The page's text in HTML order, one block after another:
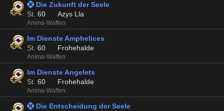
 Die Zukunft der Seele
St. 60 Azys Lla
Anima-Waffen
Im Dienste Amphelices
St. 60 Frohehalde
Anima-Waffen
Im Dienste Angelets
St. 60 Frohehalde
Anima-Waffen
 Die Entscheidung der Seele